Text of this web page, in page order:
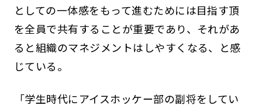
としての一体感をもって進むためには目指す頂
を全員で共有することが重要であり、それがあ
ると組織のマネジメントはしやすくなる、と感
じている。
「学生時代にアイスホッケー部の副将をしてい